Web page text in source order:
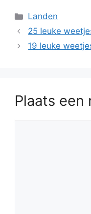
Categorieën
Landen
25 leuke
19 leuke
Plaats een